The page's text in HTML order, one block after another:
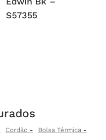
S57355
Cordão
Bolsa Térmica